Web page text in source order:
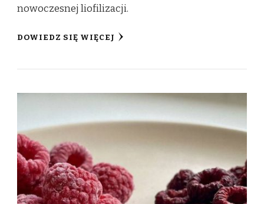
nowoczesnej liofilizacji.
DOWIEDZ SIĘ WIĘCEJ